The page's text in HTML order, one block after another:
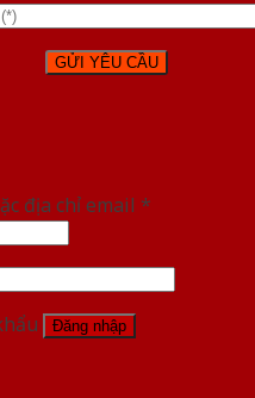
địa chỉ email *
Đăng nhập